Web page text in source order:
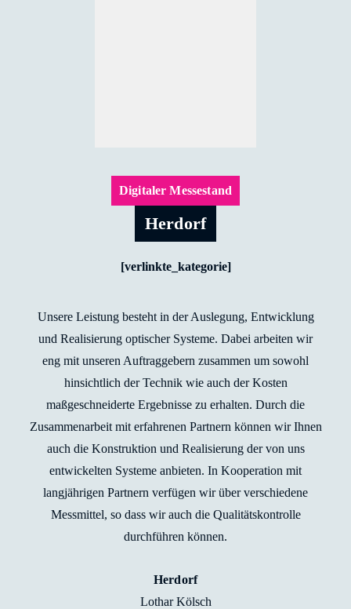
Digitaler Messestand
Herdorf
[verlinkte_kategorie]
Unsere Leistung besteht in der Auslegung, Entwicklung
und Realisierung optischer Systeme. Dabei arbeiten wir
eng mit unseren Auftraggebern zusammen um sowohl
hinsichtlich der Technik wie auch der Kosten
maßgeschneiderte Ergebnisse zu erhalten. Durch die
Zusammenarbeit mit erfahrenen Partnern können wir Ihnen
auch die Konstruktion und Realisierung der von uns
entwickelten Systeme anbieten. In Kooperation mit
langjährigen Partnern verfügen wir über verschiedene
Messmittel, so dass wir auch die Qualitätskontrolle
durchführen können.
Herdorf
Lothar Kölsch